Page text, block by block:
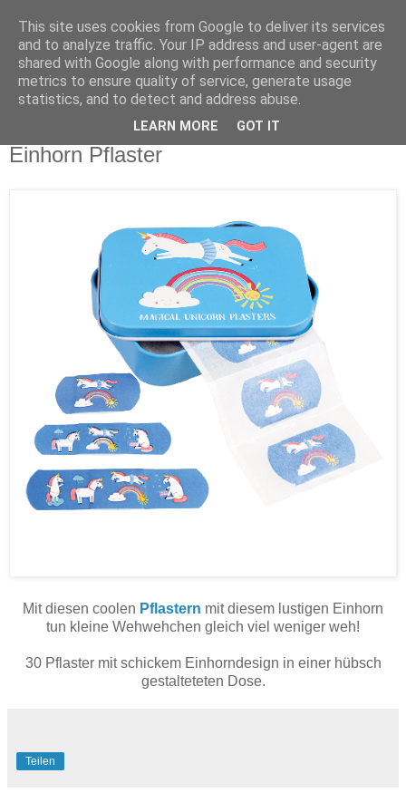
Einhorn Pflaster
Mit diesen coolen Pflastern mit diesem lustigen Einhorn
tun kleine Wehwehchen gleich viel weniger weh!
30 Pflaster mit schickem Einhorndesign in einer hübsch
gestalteteten Dose.
Teilen
This site uses cookies from Google to deliver its services
and to analyze traffic. Your IP address and user-agent are
shared with Google along with performance and security
metrics to ensure quality of service, generate usage
statistics, and to detect and address abuse.
LEARN MORE GOT IT